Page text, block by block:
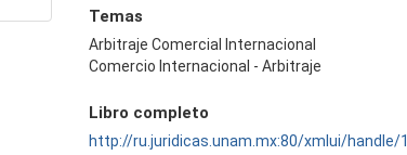
Temas
Arbitraje Comercial Internacional
Comercio Internacional - Arbitraje
Libro completo
http://ru.juridicas.unam.mx:80/xmlui/handle/